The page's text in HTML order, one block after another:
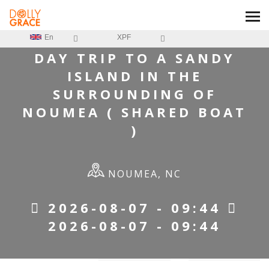
En XPF
DAY TRIP TO A SANDY
ISLAND IN THE
SURROUNDING OF
NOUMEA ( SHARED BOAT
)
NOUMEA, NC
2026-08-07 - 09:44
2026-08-07 - 09:44